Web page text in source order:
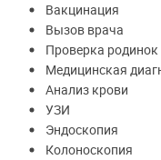
Вакцинация
Вызов врача
Проверка родинок
Медицинская
Анализ крови
УЗИ
Эндоскопия
Колоноскопия